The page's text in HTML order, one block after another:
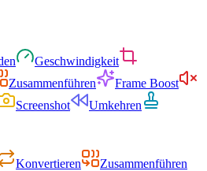
Geschwindigkeit
Zusammenführen
Frame Boost
Screenshot
Umkehren
Konvertieren
Zusammenführen